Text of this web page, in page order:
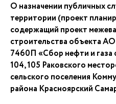
О назначении публичных
территории (проект
содержащий проект
строительства объекта
7460П «Сбор нефти и
104, 105 Раковского
сельского поселения
района Красноярский